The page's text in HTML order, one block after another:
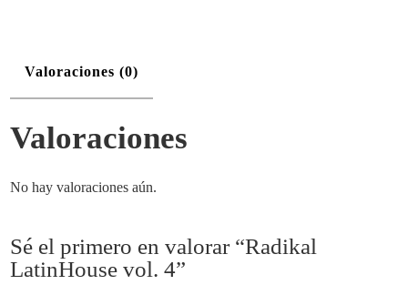
Valoraciones (0)
Valoraciones
No hay valoraciones aún.
Sé el primero en valorar “Radikal
LatinHouse vol. 4”